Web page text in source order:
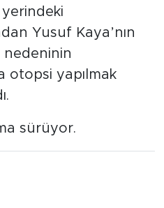
Yusuf Kaya’nın
nedeninin
otopsi yapılmak
sürüyor.